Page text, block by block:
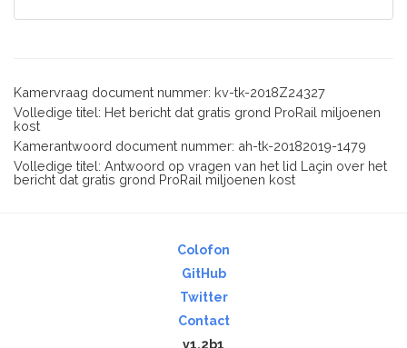
Kamervraag document nummer: kv-tk-2018Z24327
Volledige titel: Het bericht dat gratis grond ProRail miljoenen
kost
Kamerantwoord document nummer: ah-tk-20182019-1479
Volledige titel: Antwoord op vragen van het lid Laçin over het
bericht dat gratis grond ProRail miljoenen kost
Colofon
GitHub
Twitter
Contact
v1.2b1